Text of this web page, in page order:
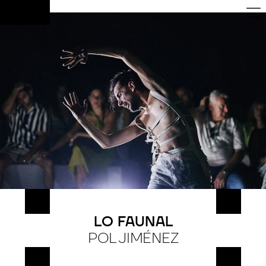
LO FAUNAL
POL JIMÉNEZ